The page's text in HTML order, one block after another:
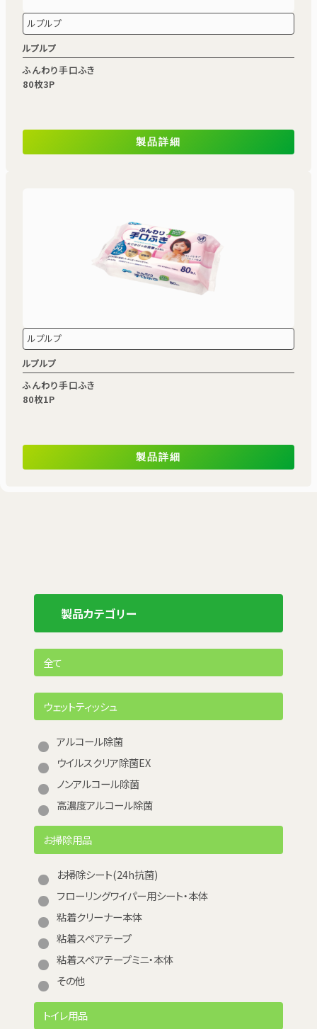
製品カテゴリー
全て
ウェットティッシュ
アルコール除菌
ウイルスクリア除菌EX
ノンアルコール除菌
高濃度アルコール除菌
お掃除用品
お掃除シート(24h抗菌)
フローリングワイパー用シート・本体
粘着クリーナー本体
粘着スペアテープ
粘着スペアテープミニ・本体
その他
トイレ用品
ルプルプ
ルプルプ
ふんわり手口ふき
80枚3P
製品詳細
ルプルプ
ルプルプ
ふんわり手口ふき
80枚1P
製品詳細